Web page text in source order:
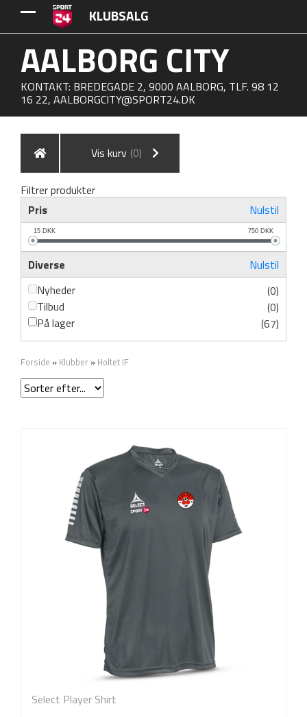
KLUBSALG
AALBORG CITY
KONTAKT: BREDEGADE 2, 9000 AALBORG, TLF. 98 12
16 22, AALBORGCITY@SPORT24.DK
Vis kurv (0)
Filtrer produkter
Pris
Nulstil
15 DKK 750 DKK
Diverse
Nulstil
Nyheder
(0)
Tilbud
(0)
På lager
(67)
Forside » Klubber » Holtet IF
Select Player Shirt